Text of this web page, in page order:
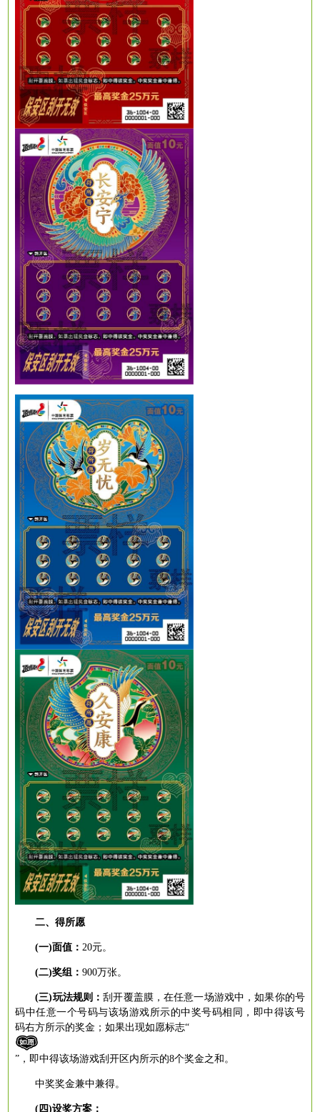
二、得所愿
(一)面值：20元。
(二)奖组：900万张。
(三)玩法规则：刮开覆盖膜，在任意一场游戏中，如果你的号
码中任意一个号码与该场游戏所示的中奖号码相同，即中得该号
码右方所示的奖金；如果出现如愿标志“
”，即中得该场游戏刮开区内所示的8个奖金之和。
中奖奖金兼中兼得。
(四)设奖方案：